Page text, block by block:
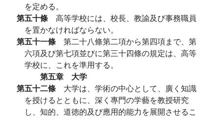
を定める。
第五十條 高等学校には、校長、教諭及び事務職員
を置かなければならない。
第五十一條 第二十八條第二項から第四項まで、第
六項及び第七項並びに第三十四條の規定は、高等
学校に、これを準用する。
第五章 大学
第五十二條 大学は、学術の中心として、廣く知識
を授けるとともに、深く專門の学藝を教授研究
し、知的、道徳的及び應用的能力を展開させるこ